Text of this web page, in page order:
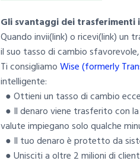
Gli svantaggi dei trasferimenti
Quando invii(link) o ricevi(link) un
il suo tasso di cambio
Ti consigliamoWise (formerly
intelligente:
● Ottieni un tasso di cambio
● Il denaro viene trasferito con
valute impiegano solo qualche
● Il tuo denaro è protetto da
● Unisciti a oltre 2 milioni di